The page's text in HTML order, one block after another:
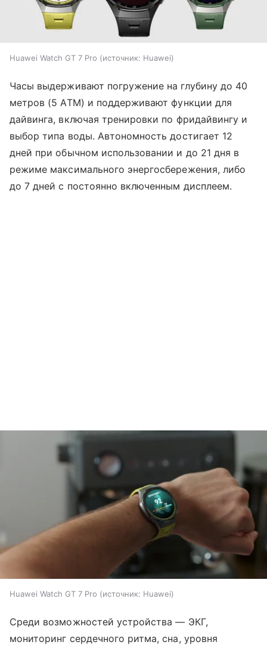
Huawei Watch GT 7 Pro источник: Huawei
Часы выдерживают погружение на глубину до 40
метров (5 ATM) и поддерживают функции для
дайвинга, включая тренировки по фридайвингу и
выбор типа воды. Автономность достигает 12
дней при обычном использовании и до 21 дня в
режиме максимального энергосбережения, либо
до 7 дней с постоянно включенным дисплеем.
Huawei Watch GT 7 Pro источник: Huawei
Среди возможностей устройства — ЭКГ,
мониторинг сердечного ритма, сна, уровня